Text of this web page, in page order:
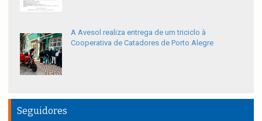
A Avesol realiza entrega de um triciclo à
Cooperativa de Catadores de Porto Alegre
Seguidores